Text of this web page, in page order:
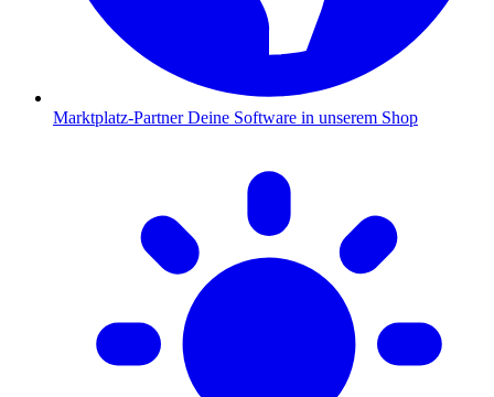
Marktplatz-Partner Deine Software in unserem Shop